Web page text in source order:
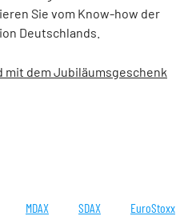
Sie vom Know-how der
Deutschlands.
mit dem Jubiläumsgeschenk
MDAX SDAX EuroStoxx